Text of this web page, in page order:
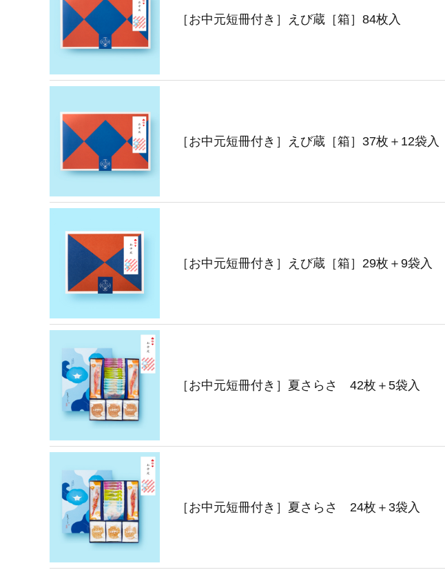
［お中元短冊付き］えび蔵［箱］84枚入
［お中元短冊付き］えび蔵［箱］37枚＋12袋入
［お中元短冊付き］えび蔵［箱］29枚＋9袋入
［お中元短冊付き］夏さらさ 42枚＋5袋入
［お中元短冊付き］夏さらさ 24枚＋3袋入